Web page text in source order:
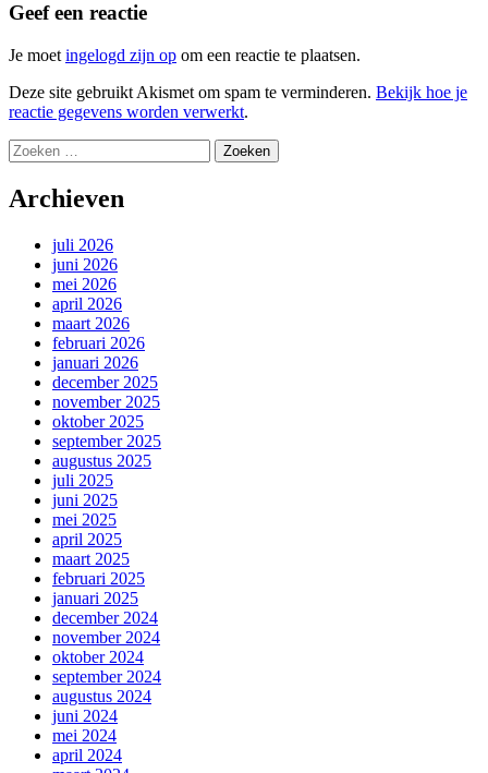
Geef een reactie
Je moet ingelogd zijn op om een reactie te plaatsen.
Deze site gebruikt Akismet om spam te verminderen. Bekijk hoe je
reactie gegevens worden verwerkt.
Zoeken
naar:
Archieven
juli 2026
juni 2026
mei 2026
april 2026
maart 2026
februari 2026
januari 2026
december 2025
november 2025
oktober 2025
september 2025
augustus 2025
juli 2025
juni 2025
mei 2025
april 2025
maart 2025
februari 2025
januari 2025
december 2024
november 2024
oktober 2024
september 2024
augustus 2024
juni 2024
mei 2024
april 2024